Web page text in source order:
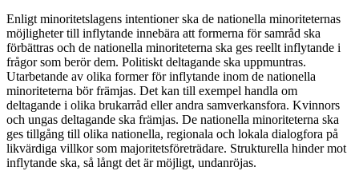
Enligt minoritetslagens intentioner ska de nationella minoriteternas
möjligheter till inflytande innebära att formerna för samråd ska
förbättras och de nationella minoriteterna ska ges reellt inflytande i
frågor som berör dem. Politiskt deltagande ska uppmuntras.
Utarbetande av olika former för inflytande inom de nationella
minoriteterna bör främjas. Det kan till exempel handla om
deltagande i olika brukarråd eller andra samverkansfora. Kvinnors
och ungas deltagande ska främjas. De nationella minoriteterna ska
ges tillgång till olika nationella, regionala och lokala dialogfora på
likvärdiga villkor som majoritetsföreträdare. Strukturella hinder mot
inflytande ska, så långt det är möjligt, undanröjas.